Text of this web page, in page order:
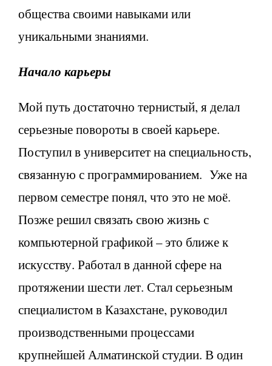
общества своими навыками или
уникальными знаниями.
Начало карьеры
Мой путь достаточно тернистый, я делал
серьезные повороты в своей карьере.
Поступил в университет на специальность,
связанную с программированием. Уже на
первом семестре понял, что это не моё.
Позже решил связать свою жизнь с
компьютерной графикой – это ближе к
искусству. Работал в данной сфере на
протяжении шести лет. Стал серьезным
специалистом в Казахстане, руководил
производственными процессами
крупнейшей Алматинской студии. В один